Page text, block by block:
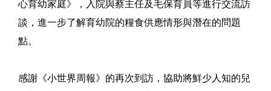
心育幼家庭》，入院與蔡主任及毛保育員等進行交流訪
談，進一步了解育幼院的糧食供應情形與潛在的問題
點。
感謝《小世界周報》的再次到訪，協助將鮮少人知的兒